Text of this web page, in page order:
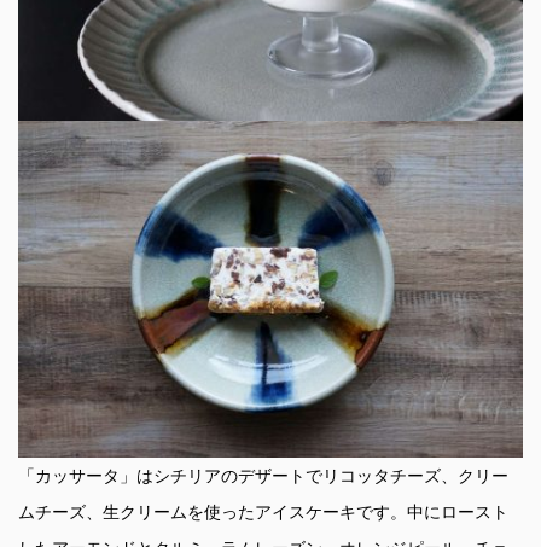
「カッサータ」はシチリアのデザートでリコッタチーズ、クリー
ムチーズ、生クリームを使ったアイスケーキです。中にロースト